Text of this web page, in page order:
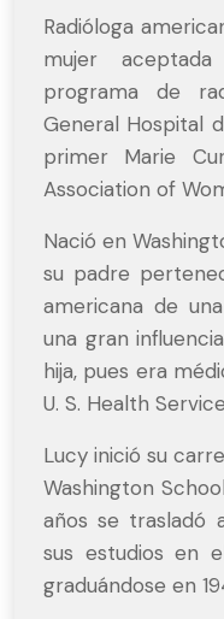
Radióloga
mujer
programa de
General Hospital
primer Marie
Association of
Nació en
su padre
americana de
una gran
hija, pues era
U. S. Health
Lucy inició su
Washington
años se trasladó
sus estudios en
graduándose en